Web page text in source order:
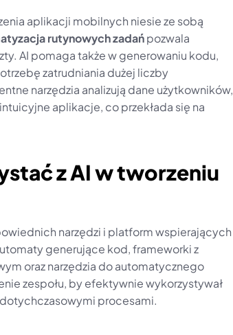
aplikacji mobilnych niesie ze sobą
rutynowych zadań pozwala
AI pomaga także w generowaniu kodu,
zatrudniania dużej liczby
narzędzia analizują dane użytkowników,
aplikacje, co przekłada się na
z AI w tworzeniu
narzędzi i platform wspierających
generujące kod, frameworki z
oraz narzędzia do automatycznego
zespołu, by efektywnie wykorzystywał
procesami.